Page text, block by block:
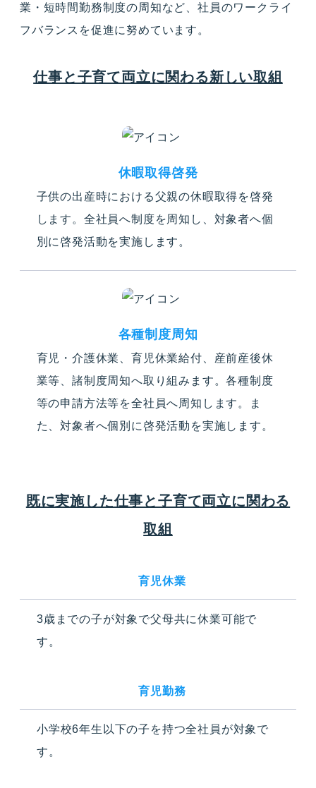
業・短時間勤務制度の周知など、社員のワークライ
フバランスを促進に努めています。
仕事と子育て両立に関わる新しい取組
休暇取得啓発
子供の出産時における父親の休暇取得を啓発
します。 全社員へ制度を周知し、対象者へ個
別に啓発活動を実施します。
各種制度周知
育児・介護休業、育児休業給付、産前産後休
業等、諸制度周知へ取り組みます。各種制度
等の申請方法等を全社員へ周知します。ま
た、対象者へ個別に啓発活動を実施します。
既に実施した仕事と子育て両立に関わる
取組
育児休業
3歳までの子が対象で父母共に休業可能で
す。
育児勤務
小学校6年生以下の子を持つ全社員が対象で
す。